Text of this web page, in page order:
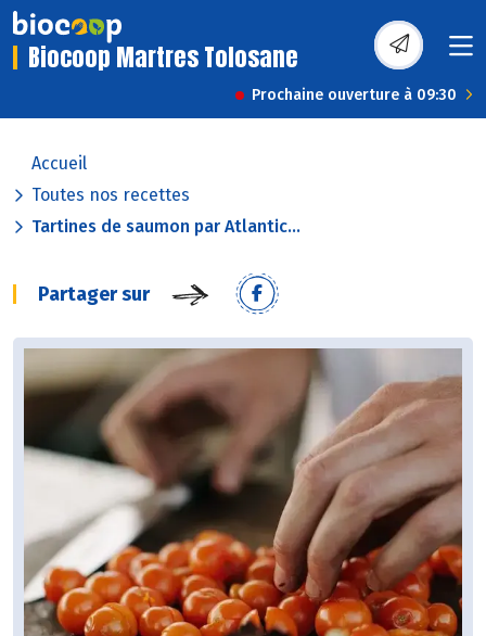
Biocoop Martres Tolosane
Prochaine ouverture à 09:30
Accueil
Toutes nos recettes
Tartines de saumon par Atlantic...
Partager sur